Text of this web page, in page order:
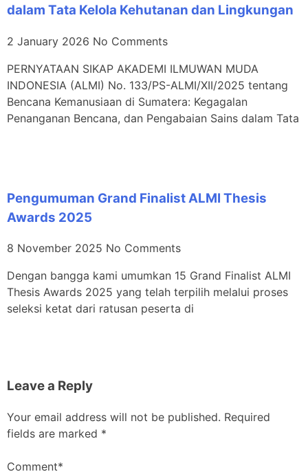
dalam Tata Kelola Kehutanan dan Lingkungan
2 January 2026 No Comments
PERNYATAAN SIKAP AKADEMI ILMUWAN MUDA
INDONESIA (ALMI) No. 133/PS-ALMI/XII/2025 tentang
Bencana Kemanusiaan di Sumatera: Kegagalan
Penanganan Bencana, dan Pengabaian Sains dalam Tata
Pengumuman Grand Finalist ALMI Thesis
Awards 2025
8 November 2025 No Comments
Dengan bangga kami umumkan 15 Grand Finalist ALMI
Thesis Awards 2025 yang telah terpilih melalui proses
seleksi ketat dari ratusan peserta di
Leave a Reply
Your email address will not be published. Required
fields are marked *
Comment*